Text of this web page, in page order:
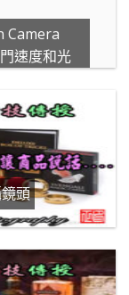
Camera
速度和光
頭